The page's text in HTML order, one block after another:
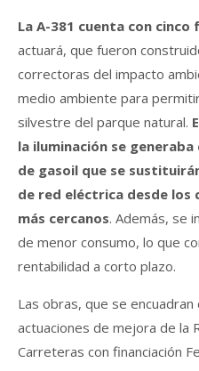
La A-381 cuenta con cinco
actuará, que fueron
correctoras del impacto
medio ambiente para
silvestre del parque natural.
la iluminación se
de gasoil que se
de red eléctrica desde los
más cercanos. Además, se
de menor consumo, lo que
rentabilidad a corto plazo.
Las obras, que se
actuaciones de mejora de la
Carreteras con financiación